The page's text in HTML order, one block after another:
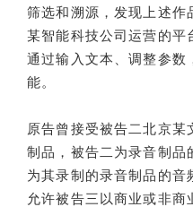
筛选和溯源，发现上述作
某智能科技公司运营的平
通过输入文本、调整参数
能。
原告曾接受被告二北京
制品，被告二为录音制品
为其录制的录音制品的音
允许被告三以商业或非商